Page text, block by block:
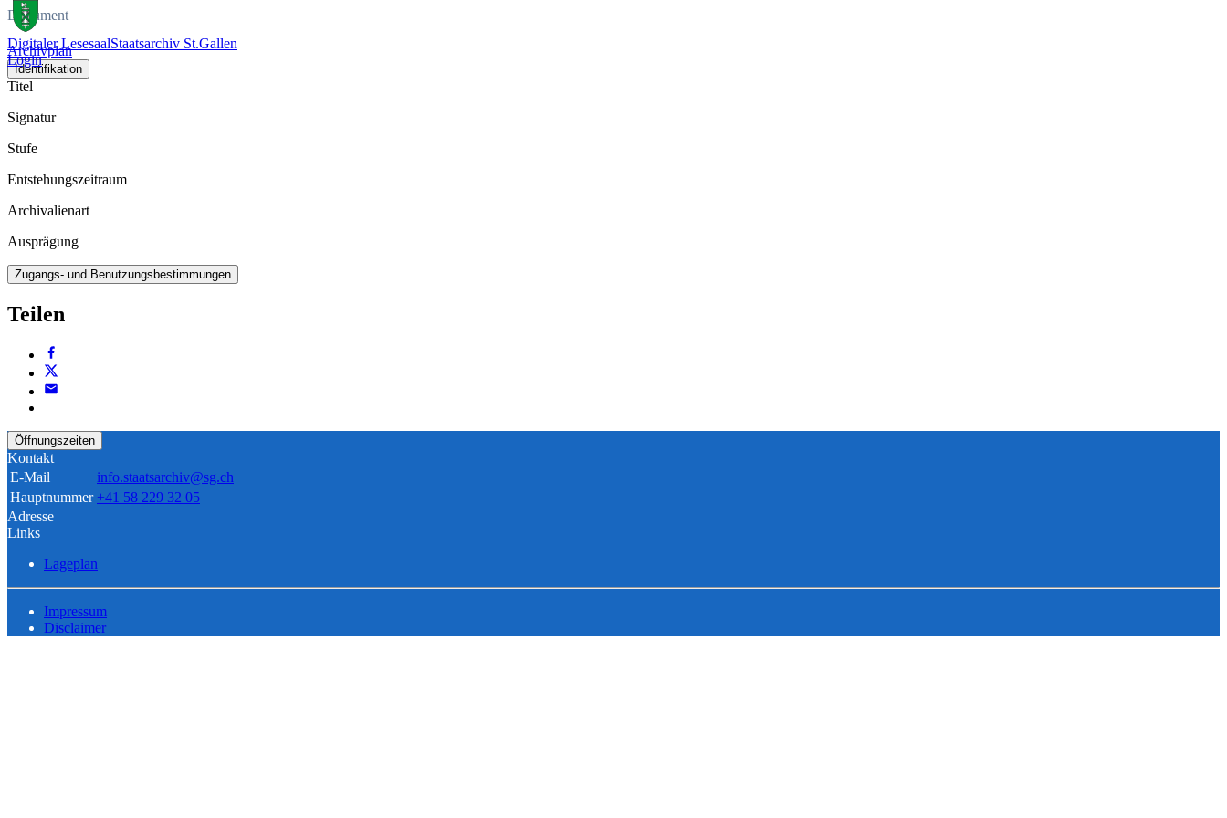
Digitaler LesesaalStaatsarchiv St.Gallen
Login
Dokument
Archivplan
Identifikation
Titel
Signatur
Stufe
Entstehungszeitraum
Archivalienart
Ausprägung
Zugangs- und Benutzungsbestimmungen
Teilen
Öffnungszeiten
Kontakt
E-Mail
info.staatsarchiv@sg.ch
Hauptnummer +41 58 229 32 05
Adresse
Links
Lageplan
Impressum
Disclaimer